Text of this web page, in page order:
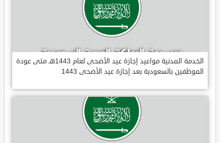
الخدمة المدنية مواعيد إجازة عيد الأضحى لعام 1443هـ متى عودة
الموظفين بالسعودية بعد إجازة عيد الأضحى 1443